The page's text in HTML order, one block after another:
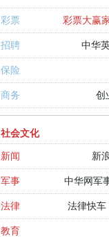
彩票 彩票大赢
招聘 中华
保险
商务 创
社会文化
新闻
新
军事 中华网军
法律 法律快车
教育